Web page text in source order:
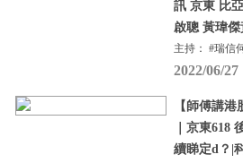
訊 京東 比
啟聰 黃瑋
主持： #瑞信
2022/06/27
【師傅講
｜京東618
續睇定d？|